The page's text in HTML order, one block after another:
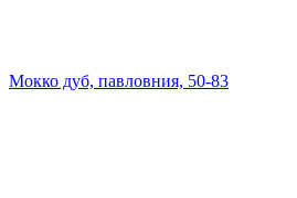
Мокко дуб, павловния, 50-83